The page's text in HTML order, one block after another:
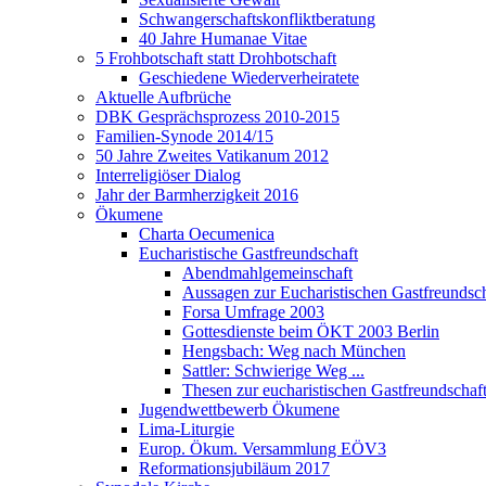
Schwangerschaftskonfliktberatung
40 Jahre Humanae Vitae
5 Frohbotschaft statt Drohbotschaft
Geschiedene Wiederverheiratete
Aktuelle Aufbrüche
DBK Gesprächsprozess 2010-2015
Familien-Synode 2014/15
50 Jahre Zweites Vatikanum 2012
Interreligiöser Dialog
Jahr der Barmherzigkeit 2016
Ökumene
Charta Oecumenica
Eucharistische Gastfreundschaft
Abendmahlgemeinschaft
Aussagen zur Eucharistischen
Forsa Umfrage 2003
Gottesdienste beim ÖKT 2003 Berlin
Hengsbach: Weg nach München
Sattler: Schwierige Weg ...
Thesen zur eucharistischen Gastfreundschaft
Jugendwettbewerb Ökumene
Lima-Liturgie
Europ. Ökum. Versammlung EÖV3
Reformationsjubiläum 2017